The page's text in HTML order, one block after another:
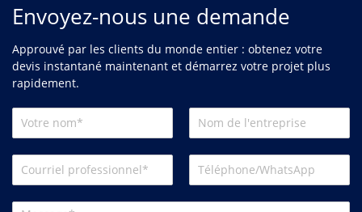
Envoyez-nous une demande
Approuvé par les clients du monde entier : obtenez votre
devis instantané maintenant et démarrez votre projet plus
rapidement.